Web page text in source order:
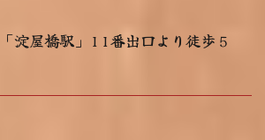
屋橋駅」11番出口より徒歩５